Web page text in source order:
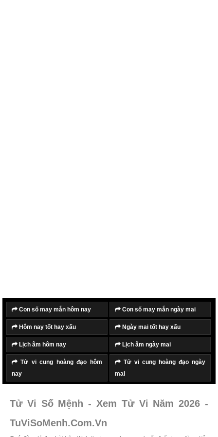
Con số may mắn hôm nay Con số may mắn ngày mai
Hôm nay tốt hay xấu Ngày mai tốt hay xấu
Lịch âm hôm nay Lịch âm ngày mai
Tử vi cung hoàng đạo hôm
nay
Tử vi cung hoàng đạo ngày
mai
Tử Vi Số Mệnh - Xem Tử Vi Năm 2026 -
TuViSoMenh.Com.Vn